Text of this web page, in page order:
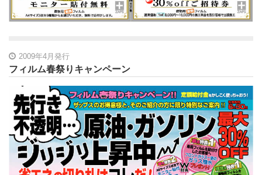
2009年4月発行
フィルム春祭りキャンペーン